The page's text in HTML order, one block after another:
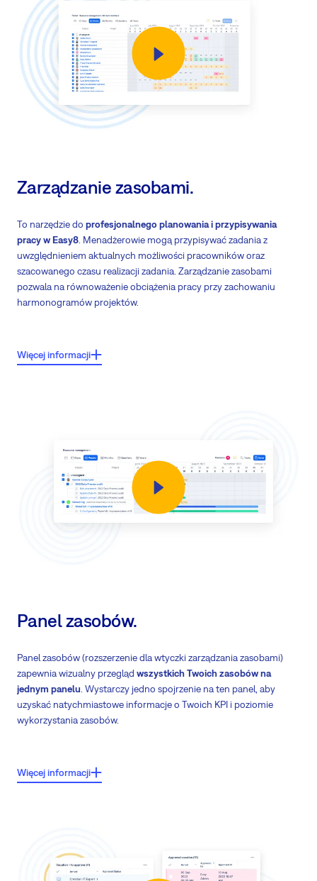
Alokacja zespołów Agile
Alokacja zasobów portfelowych - wejście i wyjście z planowania
Tylko podstawowe wymiary (projekt, zespoły, pracownicy, czas)
Zarządzanie umiejętnościami - pomaga w alokacji specjalistów i
ekspertów
Zarządzanie zasobami.
To narzędzie do profesjonalnego planowania i przypisywania
pracy w Easy8 . Menadżerowie mogą przypisywać zadania z
uwzględnieniem aktualnych możliwości pracowników oraz
szacowanego czasu realizacji zadania. Zarządzanie zasobami
pozwala na równoważenie obciążenia pracy przy zachowaniu
harmonogramów projektów.
Aktualizacje i przypisanie zadań za pomocą funkcji
Integracja zobecnością
- planowane urlopy, święta są uwzględniane w
zdolnościach pracowników
Integracja z kalendarzem spotkań- planowane spotkania są
Więcej informacji
Panel zasobów.
Panel zasobów (rozszerzenie dla wtyczki zarządzania zasobami)
zapewnia wizualny przegląd wszystkich Twoich zasobów na
jednym panelu . Wystarczy jedno spojrzenie na ten panel, aby
uzyskać natychmiastowe informacje o Twoich KPI i poziomie
wykorzystania zasobów.
Wykorzystanie grupowe
Więcej informacji